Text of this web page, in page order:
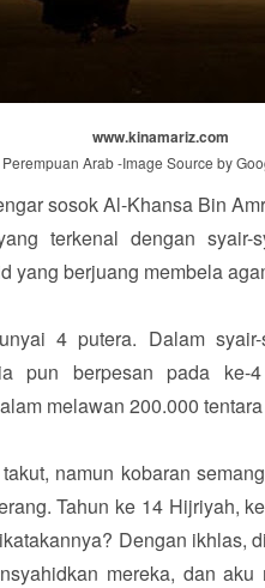
www.kinamariz.com
Perempuan Arab -Image Source by
sosok Al-Khansa Bin
terkenal dengan syair-
yang berjuang membela
4 putera. Dalam
pun berpesan pada ke-4
melawan 200.000
namun kobaran
Tahun ke 14 Hijriyah,
Dengan ikhlas,
mereka, dan